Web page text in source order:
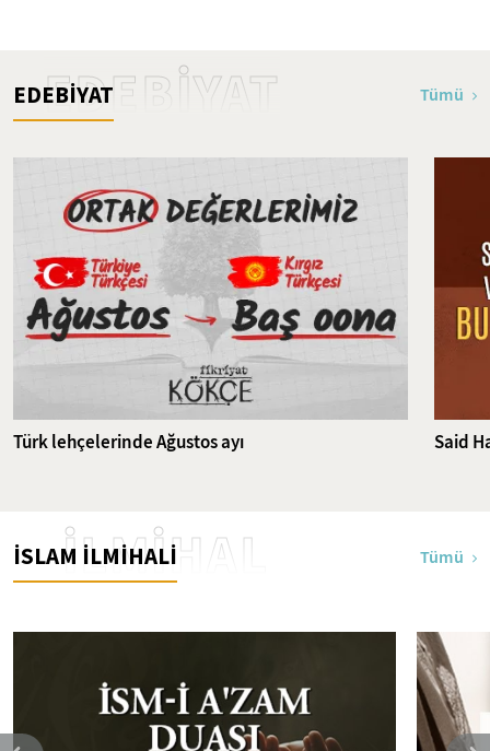
EDEBİYAT
EDEBİYAT Tümü
Türk lehçelerinde Ağustos ayı Said
İSLAM İLMİHALİ
İLMİHAL Tümü